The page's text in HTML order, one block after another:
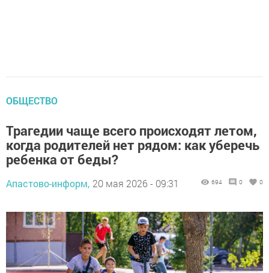
ОБЩЕСТВО
Трагедии чаще всего происходят летом,
когда родителей нет рядом: как уберечь
ребенка от беды?
Апастово-информ, 20 мая 2026 - 09:31 694 0 0